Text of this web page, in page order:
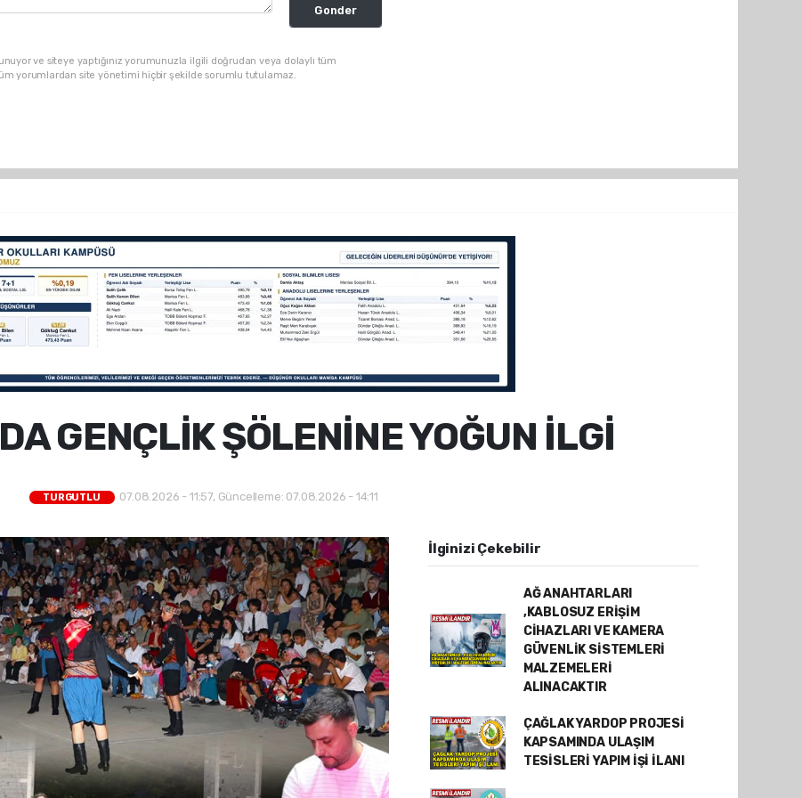
Gonder
ve siteye yaptığınız yorumunuzla ilgili doğrudan veya dolaylı tüm
yorumlardan site yönetimi hiçbir şekilde sorumlu tutulamaz.
GENÇLİK ŞÖLENİNE YOĞUN İLGİ
TURGUTLU 07.08.2026 - 11:57, Güncelleme: 07.08.2026 - 14:11
İlginizi Çekebilir
AĞ ANAHTARLARI
,KABLOSUZ ERİŞİM
CİHAZLARI VE KAMERA
GÜVENLİK SİSTEMLERİ
MALZEMELERİ
ALINACAKTIR
ÇAĞLAK YARDOP PROJESİ
KAPSAMINDA ULAŞIM
TESİSLERİ YAPIM İŞİ İLANI